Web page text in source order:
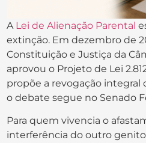
A Lei de Alienação Parental
extinção. Em dezembro de
Constituição e Justiça da
aprovou o Projeto de Lei
propõe a revogação integral
o debate segue no Senado
Para quem vivencia o
interferência do outro